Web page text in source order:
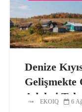
Denize
Adaleti
EKOIQ 6